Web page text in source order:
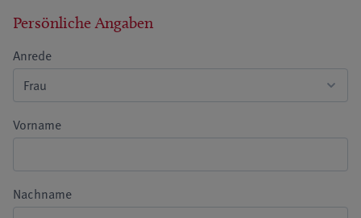
Persönliche Angaben
Anrede
Vorname
Nachname